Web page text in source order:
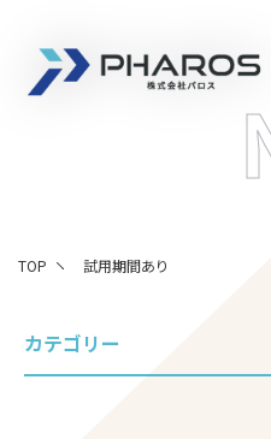
株式会社 Pharos
TOP 試用期間あり
カテゴリー